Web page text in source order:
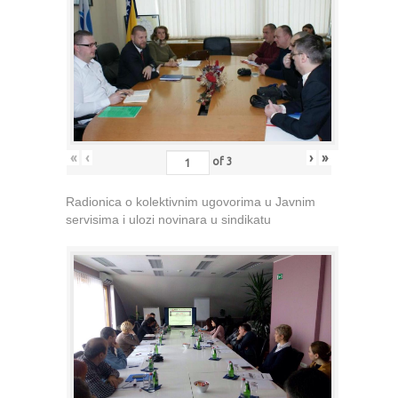
« ‹ of 3 › »
Radionica o kolektivnim ugovorima u Javnim
servisima i ulozi novinara u sindikatu